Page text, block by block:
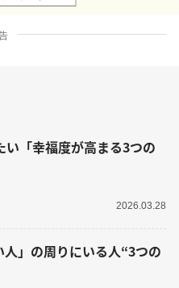
い「幸福度が高まる3つの
2026.03.28
人」の周りにいる人“3つの